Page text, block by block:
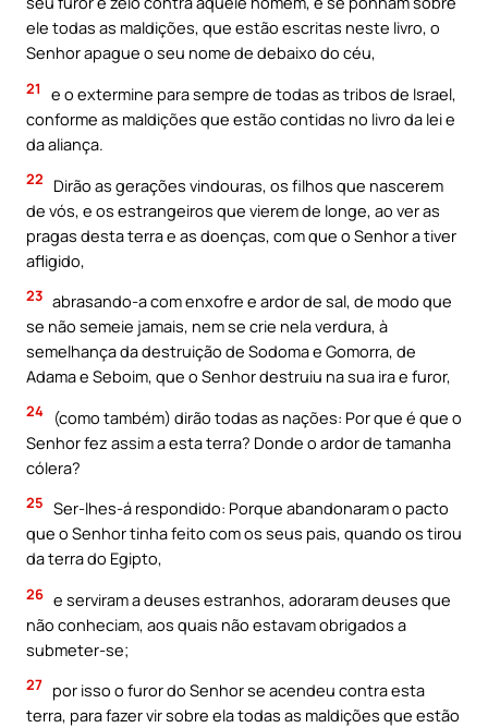
ele todas as maldições, que estão escritas neste livro, o
Senhor apague o seu nome de debaixo do céu,
21
e o extermine para sempre de todas as tribos de Israel,
conforme as maldições que estão contidas no livro da lei e
da aliança.
22
Dirão as gerações vindouras, os filhos que nascerem
de vós, e os estrangeiros que vierem de longe, ao ver as
pragas desta terra e as doenças, com que o Senhor a tiver
afligido,
23 abrasando-a com enxofre e ardor de sal, de modo que
se não semeie jamais, nem se crie nela verdura, à
semelhança da destruição de Sodoma e Gomorra, de
Adama e Seboim, que o Senhor destruiu na sua ira e furor,
24
(como também) dirão todas as nações: Por que é que o
Senhor fez assim a esta terra? Donde o ardor de tamanha
cólera?
25 Ser-lhes-á respondido: Porque abandonaram o pacto
que o Senhor tinha feito com os seus pais, quando os tirou
da terra do Egipto,
26 e serviram a deuses estranhos, adoraram deuses que
não conheciam, aos quais não estavam obrigados a
submeter-se;
27 por isso o furor do Senhor se acendeu contra esta
terra, para fazer vir sobre ela todas as maldições que estão